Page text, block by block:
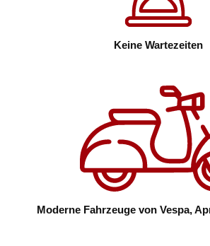
Keine Wartezeiten
Moderne Fahrzeuge von Vespa,